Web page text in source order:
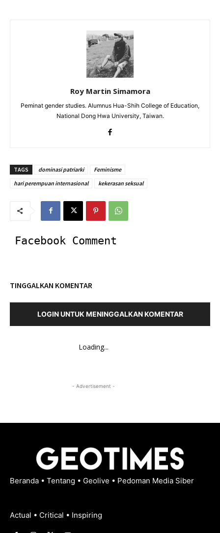
Roy Martin Simamora
Peminat gender studies. Alumnus Hua-Shih College of Education,
National Dong Hwa University, Taiwan.
TAGS dominasi patriarki
Feminisme
hari perempuan internasional
kekerasan seksual
Facebook Comment
TINGGALKAN KOMENTAR
LOGIN UNTUK MENINGGALKAN KOMENTAR
Loading...
- Advertisement -
Beranda • Tentang • Geolive • Pedoman Media Siber
Actual • Critical • Inspiring